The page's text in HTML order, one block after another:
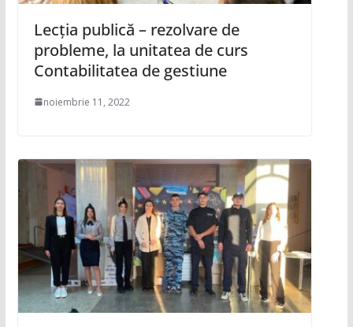
Lecția publică – rezolvare de
probleme, la unitatea de curs
Contabilitatea de gestiune
noiembrie 11, 2022